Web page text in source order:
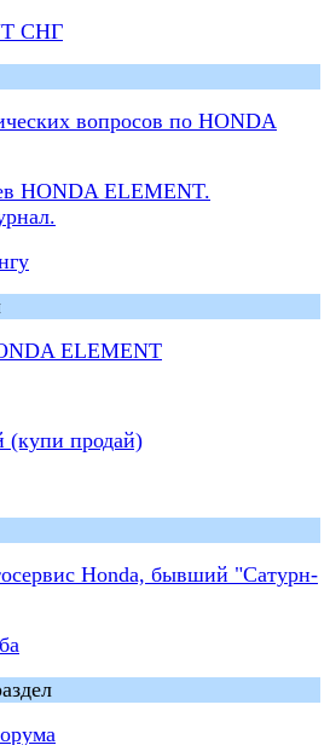
СНГ
вопросов по HONDA
HONDA ELEMENT.
ELEMENT
(купи продай)
Honda, бывший "Сатурн-